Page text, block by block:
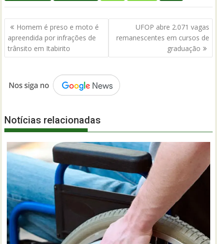
Navegação
de
Post
Homem é preso e moto é
apreendida por infrações de
trânsito em Itabirito
UFOP abre 2.071 vagas
remanescentes em cursos de
graduação
Notícias relacionadas